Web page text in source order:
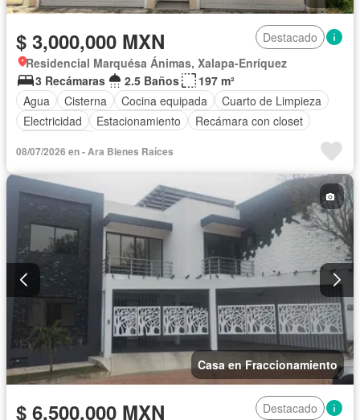
$ 3,000,000 MXN
Destacado
Residencial Marquésa Ánimas, Xalapa-Enríquez
3 Recámaras
2.5 Baños
197 m²
Agua
Cisterna Cocina equipada
Cuarto de Limpieza
Electricidad
Estacionamiento
Recámara con closet
08/07/2026 en - Ara Bienes Raíces
Casa en Fraccionamiento
$ 6,500,000 MXN
Destacado